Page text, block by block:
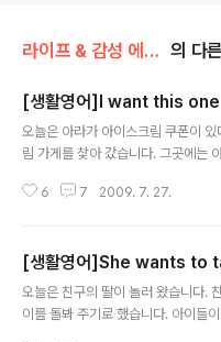
라이프 & 감성 에세이/교육 & 육아 의 다
[생활영어]I want this one
오늘은 아라가 아이스크림 쿠폰이
림 가게를 찾아 갔습니다. 그곳에는
실 아라의 아이스크림을 사러 갔다가
보실래요? 우리 나린이도 영어 잘 하
중에 이런 말이 있었습니다. I want
해. 라고 말했어요. 쉽게 자주 쓰는
6 7 2009. 7. 27.
[생활영어]She wants to
오늘은 친구의 딸이 놀러 왔습니다.
이를 돌봐 주기로 했습니다. 아이들